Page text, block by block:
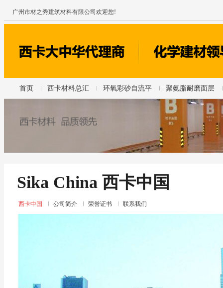
广州市材之秀建筑材料有限公司欢迎您!
首页 西卡材料总汇 环氧彩砂自流平 聚氨脂耐磨面层
Sika China 西卡中国
西卡中国 公司简介 荣誉证书 联系我们